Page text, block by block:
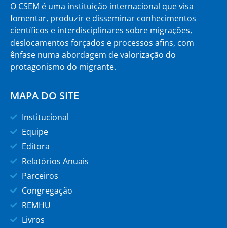
O CSEM é uma instituição internacional que visa
fomentar, produzir e disseminar conhecimentos
científicos e interdisciplinares sobre migrações,
deslocamentos forçados e processos afins, com
ênfase numa abordagem de valorização do
protagonismo do migrante.
MAPA DO SITE
Institucional
Equipe
Editora
Relatórios Anuais
Parceiros
Congregação
REMHU
Livros